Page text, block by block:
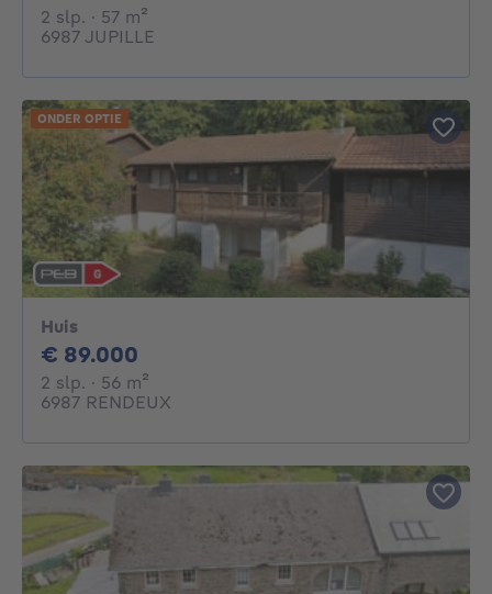
2 slp. 2 slaapkamers
· 57 m²
6987 JUPILLE
Huis
€ 89.000
2 slp. 2 slaapkamers
· 56 m²
6987 RENDEUX
ONDER OPTIE